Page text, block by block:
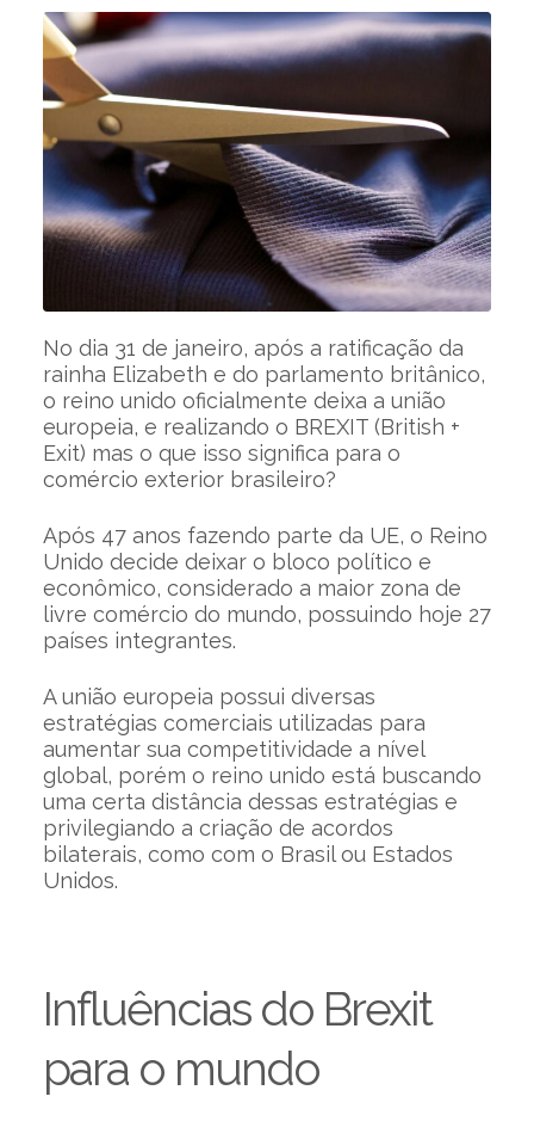
No dia 31 de janeiro, após a ratificação da
rainha Elizabeth e do parlamento britânico,
o reino unido oficialmente deixa a união
europeia, e realizando o BREXIT (British +
Exit) mas o que isso significa para o
comércio exterior brasileiro?
Após 47 anos fazendo parte da UE, o Reino
Unido decide deixar o bloco político e
econômico, considerado a maior zona de
livre comércio do mundo, possuindo hoje 27
países integrantes.
A união europeia possui diversas
estratégias comerciais utilizadas para
aumentar sua competitividade a nível
global, porém o reino unido está buscando
uma certa distância dessas estratégias e
privilegiando a criação de acordos
bilaterais, como com o Brasil ou Estados
Unidos.
Influências do Brexit
para o mundo